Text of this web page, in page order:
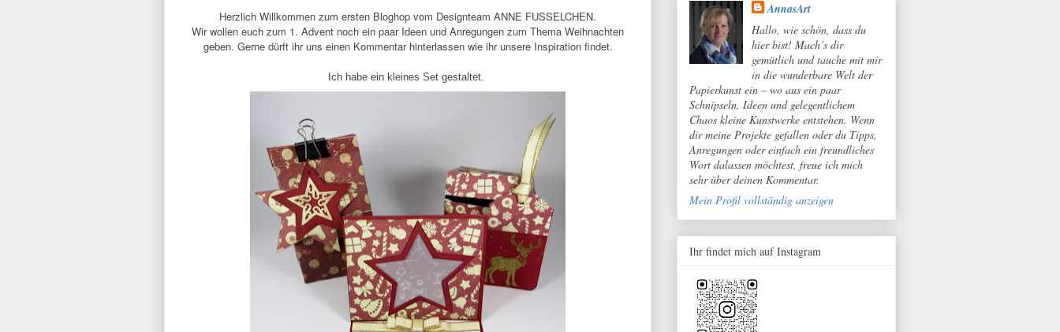
Herzlich Willkommen zum ersten Bloghop vom Designteam ANNE FUSSELCHEN.
Wir wollen euch zum 1. Advent noch ein paar Ideen und Anregungen zum Thema Weihnachten
geben. Gerne dürft ihr uns einen Kommentar hinterlassen wie ihr unsere Inspiration findet.
Ich habe ein kleines Set gestaltet.
AnnasArt
Hallo, wie schön, dass du
hier bist! Mach’s dir
gemütlich und tauche mit mir
in die wunderbare Welt der
Papierkunst ein – wo aus ein paar
Schnipseln, Ideen und gelegentlichem
Chaos kleine Kunstwerke entstehen. Wenn
dir meine Projekte gefallen oder du Tipps,
Anregungen oder einfach ein freundliches
Wort dalassen möchtest, freue ich mich
sehr über deinen Kommentar.
Mein Profil vollständig anzeigen
Ihr findet mich auf Instagram